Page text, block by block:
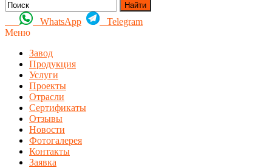
Найти
WhatsApp
Telegram
Меню
Завод
Продукция
Услуги
Проекты
Отрасли
Сертификаты
Отзывы
Новости
Фотогалерея
Контакты
Заявка